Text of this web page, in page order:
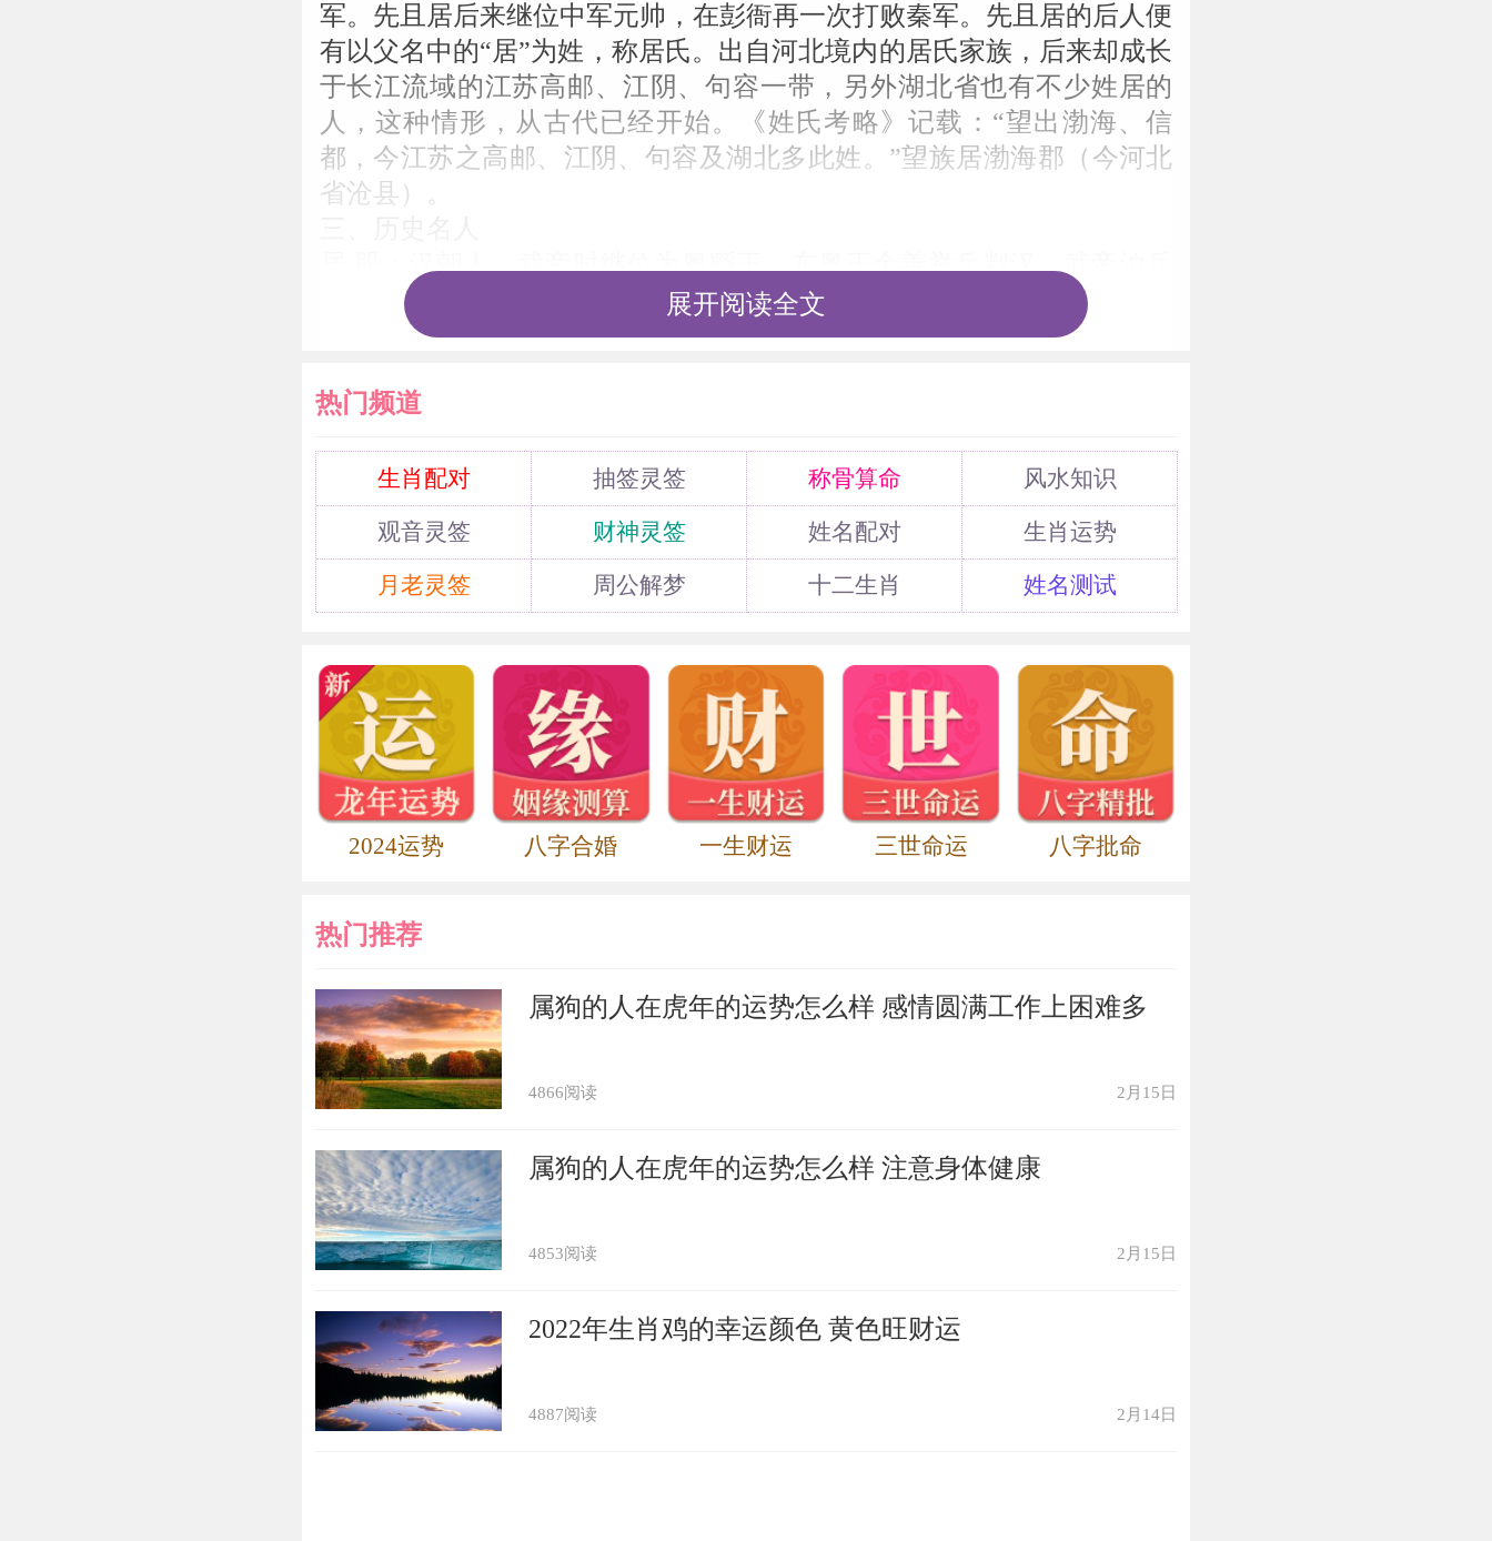
军。先且居后来继位中军元帅，在彭衙再一次打败秦军。先且居的后人便
有以父名中的“居”为姓，称居氏。出自河北境内的居氏家族，后来却成长
于长江流域的江苏高邮、江阴、句容一带，另外湖北省也有不少姓居的
人，这种情形，从古代已经开始。《姓氏考略》记载：“望出渤海、信
都，今江苏之高邮、江阴、句容及湖北多此姓。”望族居渤海郡（今河北
省沧县）。
居 股：汉朝人，武帝时继位为粤繇王，东粤王余善举兵判汉，武帝泊兵
讨伐，他与建成侯敖等合谋，杀余善降汉，被封为东城侯。
居 翁：汉代广西人，为壮族祖先。任南城桂林监时，劝谕瓯骆民40余万
居 节：字士贞，号商谷，明朝吴县人。擅长于书法绘画。他的父亲在织
去，孙隆很生气，抄了他的家，将他逮捕了。出狱后，他居住在池塘边，
以作诗自乐，后来穷困而死。他写的诗水平很高。
居 仁：清代画家。她的长女居庆、次女居玉徵姐妹二人，继承家学，她
们的作品也很有名，尤其以花卉著名。
居 廉：清末画家，广东省番禺人。他擅画花鸟、草虫及人物，设色妍
居 正：湖北省广济人清光绪三十一年留学日本，并在日本加入同盟会。
光绪三十三年在日本发起共进会，第二年到南洋参加革命活动。宣统二年
返回日本与宋教仁、谭人凤等人筹建中部同盟会，计划在长江流域发动起
义，于是很快回国。辛亥革命时期参与制定了都督府暂行组织条例，并亲
自到前线督军。民国元年一月，南京临时政府成立，在政府内任内务次
民国十一年任广州护法军政府内务总长。民国十三年中国国民党改组后，
部长等职务。民国37年，曾以国民党元老的身份与蒋介石竞选总统。民国
38年任国民党政府国史馆馆。解放前夕随国民党去台湾。1951年11月23日
逝世，终年75岁。著有《辛亥礼记》、《居觉生先生全集》等。
四、郡望堂号
1、郡望
渤海郡：西汉的时候置郡。地址在今天的河北省、辽宁省的渤海湾一带。
信都郡：是战国时期的赵地。汉宣帝时改为信都国。故城在今天的河北省
枣强县东北。
湘侯堂：汉代居翁，时任南越桂林监，当他听到汉兵攻破了番禺，于是他
趁机策动欧驼氏40多万人投降汉，因为这件事情被封为湘成侯。
瞻盦堂：明代的居仁，他的学问很精深，行为也很端正。洪武初年，朝廷
因为他的品行征他出来作官，他不去。在家隐居，种竹子，成天读书度
展开阅读全文
热门频道
生肖配对 抽签灵签 称骨算命
风水知识
观音灵签
财神灵签 姓名配对
生肖运势
月老灵签
周公解梦 十二生肖 姓名测试
2024运势 八字合婚 一生财运 三世命运 八字批命
热门推荐
属狗的人在虎年的运势怎么样 感情圆满工作上困难多
4866阅读 2月15日
属狗的人在虎年的运势怎么样 注意身体健康
4853阅读 2月15日
2022年生肖鸡的幸运颜色 黄色旺财运
4887阅读 2月14日